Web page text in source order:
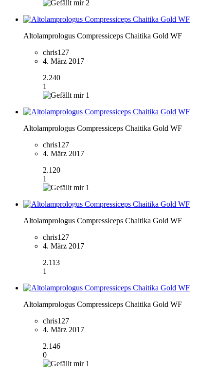
2
Altolamprologus Compressiceps Chaitika Gold WF
chris127
4. März 2017
2.240
1
1
Altolamprologus Compressiceps Chaitika Gold WF
chris127
4. März 2017
2.120
1
1
Altolamprologus Compressiceps Chaitika Gold WF
chris127
4. März 2017
2.113
1
Altolamprologus Compressiceps Chaitika Gold WF
chris127
4. März 2017
2.146
0
1